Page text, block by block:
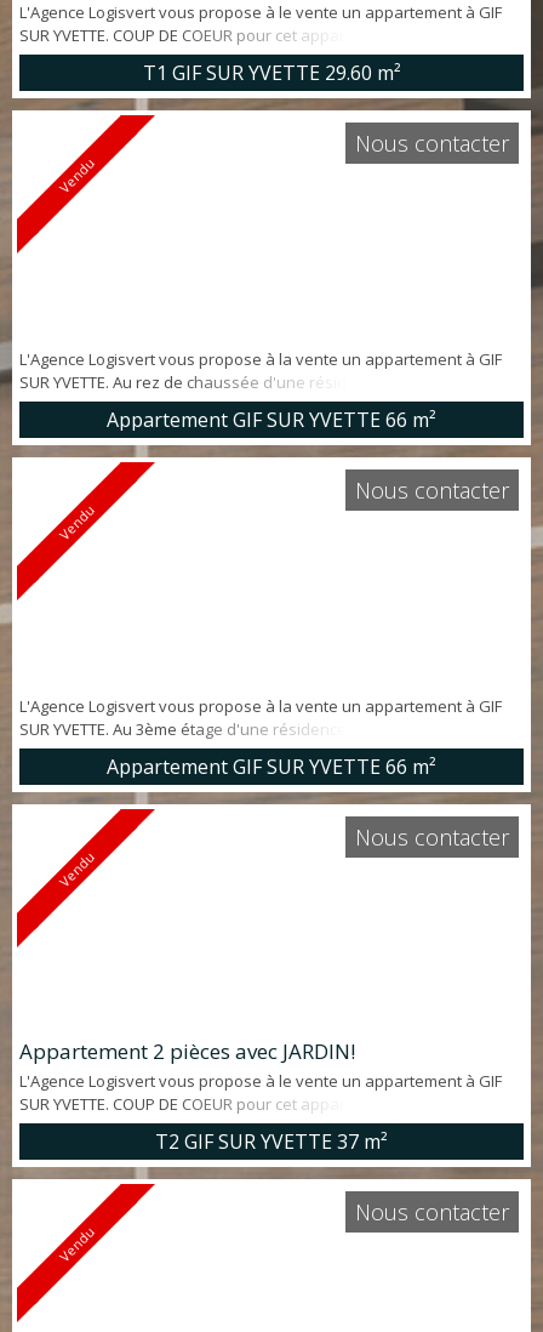
L'Agence Logisvert vous propose à le vente un appartement à GIF
SUR YVETTE. COUP DE COEUR pour cet appartement T1 d'env. 30 m²
entièrement rénové avec BELLES PRESTATIONS offrant: pièce de vie
ouverte sur JARDIN PRIVATIF d'env. 64 m², Cuisine aménagée, salle
d'eau, wc indépendant. Une cave et un emplacement de parking
extérieur privatif (avec borne électrique) complètent ce bien. Petite
T1 GIF SUR YVETTE 29.60 m²
Vendu
L'Agence Logisvert vous propose à la vente un appartement à GIF
SUR YVETTE. Au rez de chaussée d'une résidence SÉCURISÉE
RECHERCHÉE, au calme et en pleine nature, Appartement 3 pièces
d'env. 66 m² comprenant: entrée avec rangements, cuisine dînatoire
aménagée et équipée, salon ouvert sur BALCON SANS VIS A VIS, 2
chambres, salle d'eau, wc. Cave et emplacement de parking privatif.
Moins de...
Appartement GIF SUR YVETTE66 m²
Nous contacter
Vendu
L'Agence Logisvert vous propose à la vente un appartement à GIF
SUR YVETTE. Au 3ème étage d'une résidence RECHERCHÉE, au calme
et en pleine nature, Appartement 3 pièces d'env. 66 m² comprenant:
entrée avec rangements, cuisine dînatoire aménagée, salon ouvert
sur BALCON SANS VIS A VIS, 2 chambres, salle d'eau, wc. Cave et
emplacement de parking privatif. Moins de 10' à pieds écoles et
Appartement GIF SUR YVETTE66 m²
Nous contacter
Vendu
Appartement 2 pièces avec JARDIN!
L'Agence Logisvert vous propose à le vente un appartement à GIF
SUR YVETTE. COUP DE COEUR pour cet appartement d'env. 37 m²
entièrement rénové avec BELLES PRESTATIONS offrant: séjour
ouvert sur JARDIN PRIVATIF d'env. 164 m², Cuisine US aménagée,
chambre avec placard, salle d'eau, wc indépendant. Une cave et un
emplacement de parking extérieur privatif (avec borne électrique)
complètent c...
T2 GIF SUR YVETTE37 m²
Nous contacter
Vendu
Nous contacter